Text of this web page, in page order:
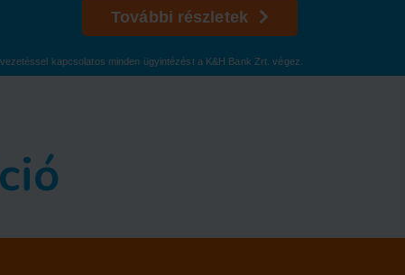
További részletek
kapcsolatos minden ügyintézést a K&H Bank Zrt. végez.